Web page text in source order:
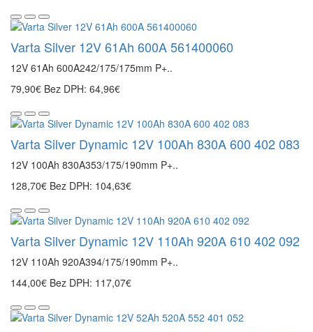
Varta Silver 12V 61Ah 600A 561400060
12V 61Ah 600A242/175/175mm P+..
79,90€ Bez DPH: 64,96€
Varta Silver Dynamic 12V 100Ah 830A 600 402 083
12V 100Ah 830A353/175/190mm P+..
128,70€ Bez DPH: 104,63€
Varta Silver Dynamic 12V 110Ah 920A 610 402 092
12V 110Ah 920A394/175/190mm P+..
144,00€ Bez DPH: 117,07€